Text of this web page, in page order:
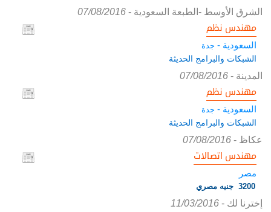
الشرق الأوسط -الطبعة السعودية -
07/08/2016
مهندس نظم
السعودية - جدة
الشبكات والبرامج الحديثة
المدينة -
07/08/2016
مهندس نظم
السعودية - جدة
الشبكات والبرامج الحديثة
عكاظ -
07/08/2016
مهندس اتصالات
مصر
3200 جنيه مصري
إخترنا لك -
11/03/2016